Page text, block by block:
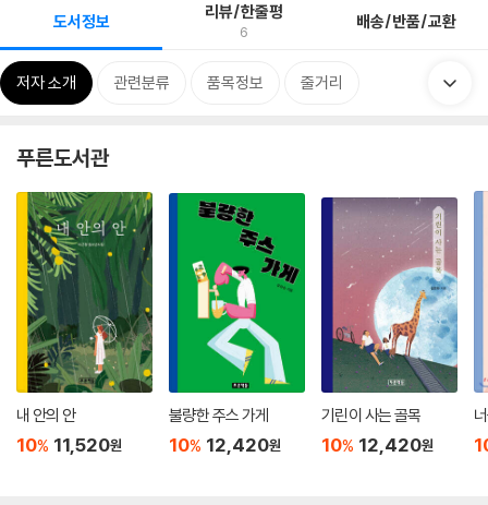
도서정보 리뷰/한줄평
6 배송/반품/교환
저자 소개 관련분류 품목정보 줄거리
푸른도서관
내 안의 안
10% 11,520원
불량한 주스 가게
10% 12,420원
기린이 사는 골목
10% 12,420원